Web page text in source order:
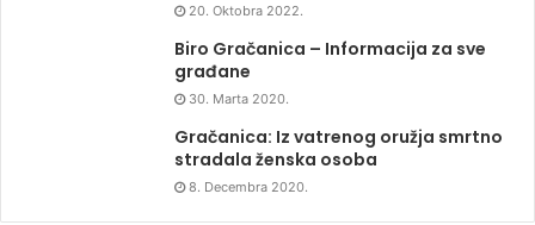
20. Oktobra 2022.
Biro Gračanica – Informacija za sve
građane
30. Marta 2020.
Gračanica: Iz vatrenog oružja smrtno
stradala ženska osoba
8. Decembra 2020.